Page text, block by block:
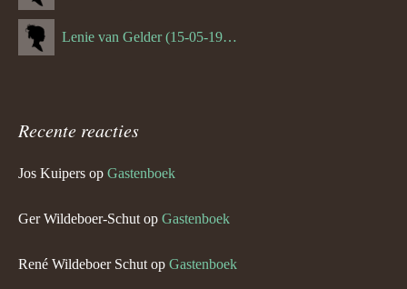
Lenie van Gelder (15-05-1970)
Recente reacties
Jos Kuipers op Gastenboek
Ger Wildeboer-Schut op Gastenboek
René Wildeboer Schut op Gastenboek